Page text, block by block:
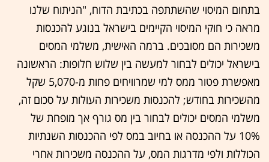
בתחום המיסוי שהשתתפה בכתיבת הדוח, "הניתוח שלנו
מראה כי חוקי המיסוי הקיימים בישראל בנוגע להכנסות
משכירות הם מסובכים. ברמה האישית, משלמי המסים
בישראל יכולים לבחור למעשה בין שלוש חלופות: הראשונה
מאפשרת פטור ממס למי שמרוויחים פחות מ-5,070 שקל
מהשכירות בחודש; להכנסות משכירות העולות על סכום זה,
משלמי המסים יכולים לבחור בין מס גורף אך מופחת של
10% על ההכנסה או בחיוב במס לפי ההכנסות השנתיות
הכוללות ולפי מדרגות המס, על ההכנסה משכירות אחרי